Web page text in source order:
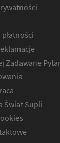
płatności
Zadawane
Świat Supli